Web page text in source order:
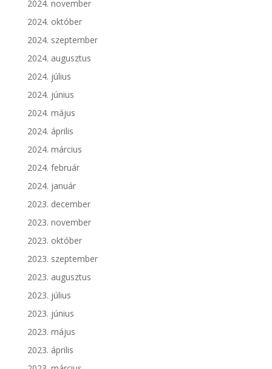
2024. november
2024. október
2024. szeptember
2024. augusztus
2024. július
2024. június
2024. május
2024. április
2024. március
2024. február
2024. január
2023. december
2023. november
2023. október
2023. szeptember
2023. augusztus
2023. július
2023. június
2023. május
2023. április